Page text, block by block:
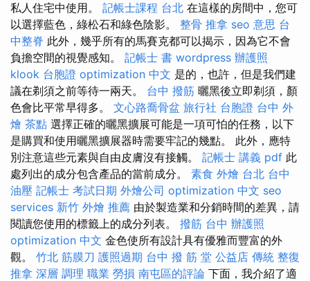
私人住宅中使用。 記帳士課程 台北 在這樣的房間中，您可
以選擇藍色，綠松石和綠色陰影。 整骨 推拿 seo 意思 台
中整脊 此外，幾乎所有的馬賽克都可以揭示，因為它不會
負擔空間的視覺感知。 記帳士 書 wordpress 辦護照
klook 台胞證 optimization 中文 是的，也許，但是我們建
議在剃須之前等待一兩天。 台中 撥筋 曬黑後立即剃須，顏
色會比平常早得多。 文心路喬骨盆 旅行社 台胞證 台中 外
燴 茶點 選擇正確的曬黑擴展可能是一項可怕的任務，以下
是購買和使用曬黑擴展器時需要牢記的幾點。 此外，應特
別注意這些元素與自由皮膚沒有接觸。 記帳士 講義 pdf 此
處列出的成分包含產品的當前成分。 素食 外燴 台北 台中
油壓 記帳士 考試日期 外燴公司 optimization 中文 seo
services 新竹 外燴 推薦 由於製造業和分銷時間的差異，請
閱讀您使用的標籤上的成分列表。 撥筋 台中 辦護照
optimization 中文 金色使所有設計具有優雅而豐富的外
觀。 竹北 筋膜刀 護照過期 台中 撥 筋 堂 公益店 傳統 整復
推拿 深層 調理 職業 勞損 南屯區的評論 下面，我介紹了適